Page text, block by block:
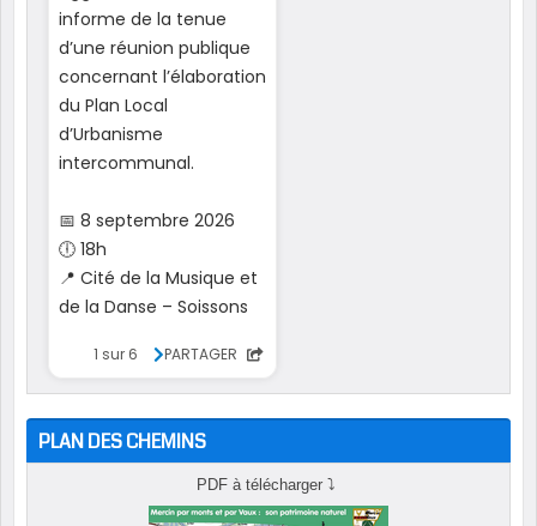
PLAN DES CHEMINS
PDF à télécharger ⤵